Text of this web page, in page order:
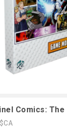
Comics: The